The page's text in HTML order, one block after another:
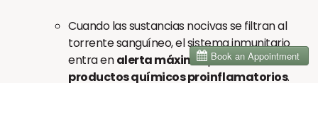
Cuando las sustancias nocivas se filtran al
torrente sanguíneo, el sistema inmunitario
entra enalerta máxima, produciendo
productos químicos proinflamatorios.